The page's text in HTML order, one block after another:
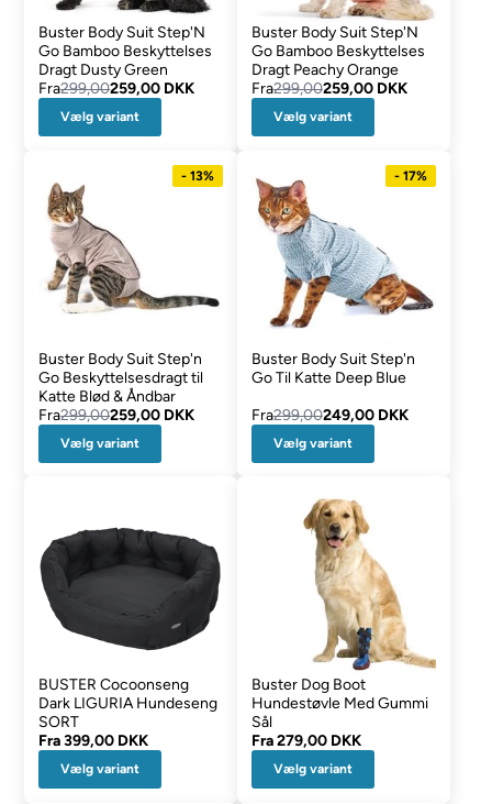
Buster Body Suit Step'N
Go Bamboo Beskyttelses
Dragt Dusty Green
Fra299,00259,00 DKK
Vælg variant
Buster Body Suit Step'N
Go Bamboo Beskyttelses
Dragt Peachy Orange
Fra299,00259,00 DKK
Vælg variant
- 13%
Buster Body Suit Step'n
Go Beskyttelsesdragt til
Katte Blød & Åndbar
Fra299,00259,00 DKK
Vælg variant
- 17%
Buster Body Suit Step'n
Go Til Katte Deep Blue
Fra299,00249,00 DKK
Vælg variant
BUSTER Cocoonseng
Dark LIGURIA Hundeseng
SORT
Fra399,00 DKK
Vælg variant
Buster Dog Boot
Hundestøvle Med Gummi
Sål
Fra279,00 DKK
Vælg variant